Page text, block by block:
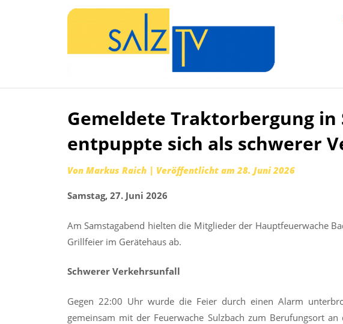
Zum
springen
Gemeldete Traktorbergung in
entpuppte sich als schwerer
Von Markus Raich | Veröffentlicht am28. Juni 2026
Samstag, 27. Juni 2026
Am Samstagabend hielten die Mitglieder der Hauptfeuerwache
Grillfeier im Gerätehaus ab.
Schwerer Verkehrsunfall
Gegen 22:00 Uhr wurde die Feier durch einen Alarm
gemeinsam mit der Feuerwache Sulzbach zum Berufungsort